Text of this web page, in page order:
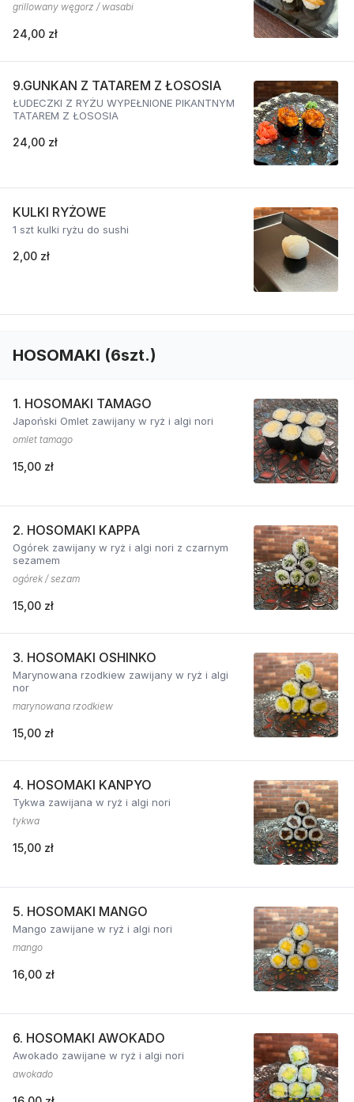
grillowany węgorz / wasabi
24,00 zł
9.GUNKAN Z TATAREM Z ŁOSOSIA
ŁUDECZKI Z RYŻU WYPEŁNIONE PIKANTNYM
TATAREM Z ŁOSOSIA
24,00 zł
KULKI RYŻOWE
1 szt kulki ryżu do sushi
2,00 zł
HOSOMAKI (6szt.)
1. HOSOMAKI TAMAGO
Japoński Omlet zawijany w ryż i algi nori
omlet tamago
15,00 zł
2. HOSOMAKI KAPPA
Ogórek zawijany w ryż i algi nori z czarnym
sezamem
ogórek / sezam
15,00 zł
3. HOSOMAKI OSHINKO
Marynowana rzodkiew zawijany w ryż i algi
nor
marynowana rzodkiew
15,00 zł
4. HOSOMAKI KANPYO
Tykwa zawijana w ryż i algi nori
tykwa
15,00 zł
5. HOSOMAKI MANGO
Mango zawijane w ryż i algi nori
mango
16,00 zł
6. HOSOMAKI AWOKADO
Awokado zawijane w ryż i algi nori
awokado